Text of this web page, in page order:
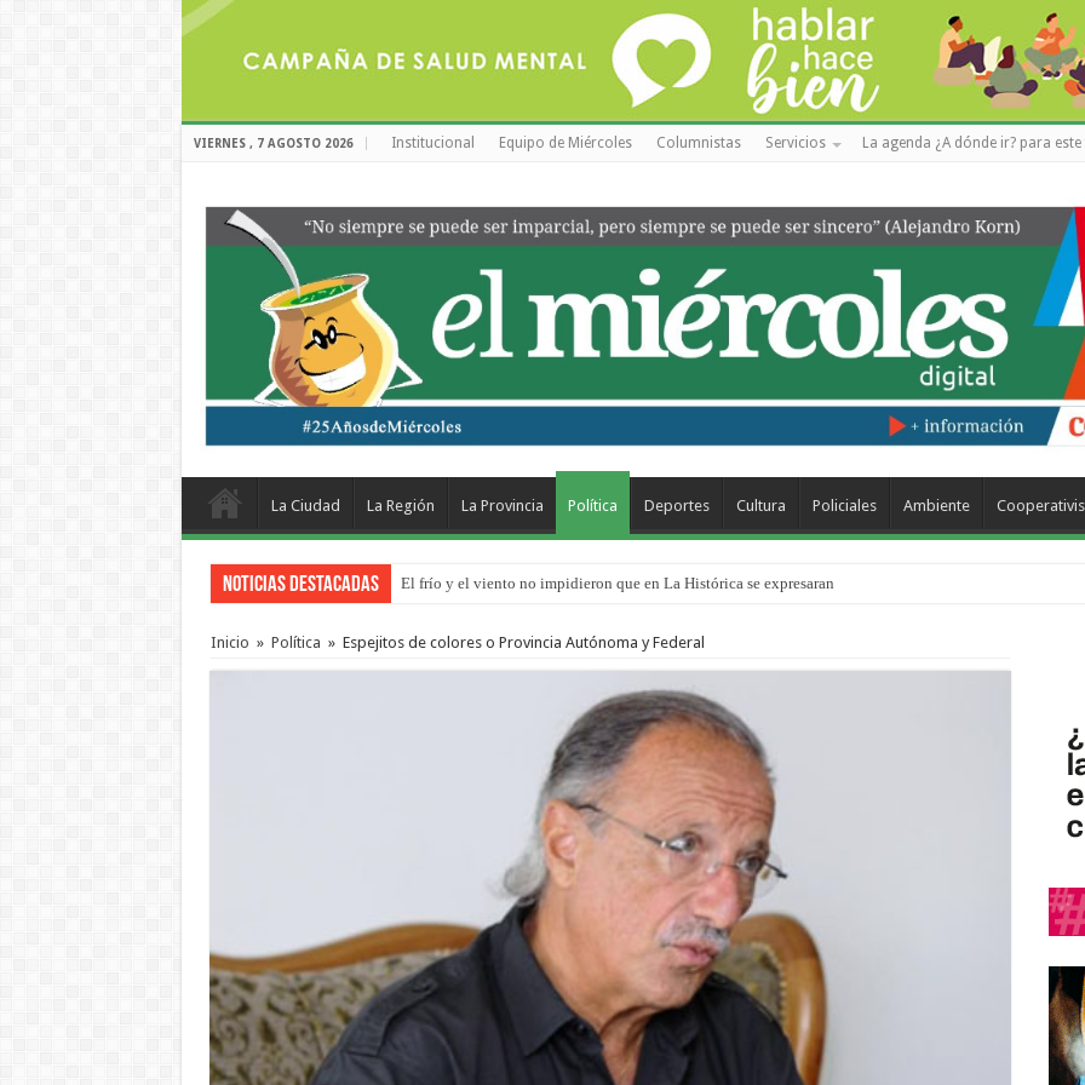
VIERNES , 7 AGOSTO 2026 Institucional Equipo de Miércoles Columnistas Servicios La agenda ¿A dónde ir? para este
La Ciudad La Región La Provincia Política Deportes Cultura Policiales Ambiente
Noticias Destacadas El frío y el viento no impidieron que en La Histórica se expresaran
OSER: Frigerio aseguró que mejoraron el servicio, redujeron el déficit en un 30% y anunció un
Inicio » Política » Espejitos de colores o Provincia Autónoma y Federal